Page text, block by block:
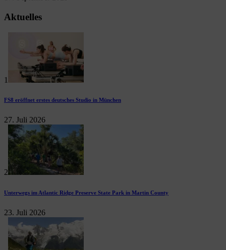
Aktuelles
1
FS8 eröffnet erstes deutsches Studio in München
27. Juli 2026
2
Unterwegs im Atlantic Ridge Preserve State Park in Martin County
23. Juli 2026